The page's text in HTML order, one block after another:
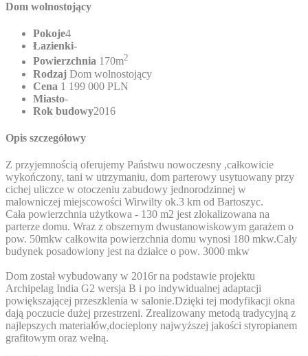
Dom wolnostojący
Pokoje4
Łazienki-
Powierzchnia 170m2
Rodzaj Dom wolnostojący
Cena 1 199 000 PLN
Miasto-
Rok budowy2016
Opis szczegółowy
Z przyjemnością oferujemy Państwu nowoczesny ,całkowicie
wykończony, tani w utrzymaniu, dom parterowy usytuowany przy
cichej uliczce w otoczeniu zabudowy jednorodzinnej w
malowniczej miejscowości Wirwilty ok.3 km od Bartoszyc.
Cała powierzchnia użytkowa - 130 m2 jest zlokalizowana na
parterze domu. Wraz z obszernym dwustanowiskowym garażem o
pow. 50mkw całkowita powierzchnia domu wynosi 180 mkw.Cały
budynek posadowiony jest na działce o pow. 3000 mkw
Dom został wybudowany w 2016r na podstawie projektu
Archipelag India G2 wersja B i po indywidualnej adaptacji
powiększającej przeszklenia w salonie.Dzięki tej modyfikacji okna
dają poczucie dużej przestrzeni. Zrealizowany metodą tradycyjną z
najlepszych materiałów,docieplony najwyższej jakości styropianem
grafitowym oraz wełną.